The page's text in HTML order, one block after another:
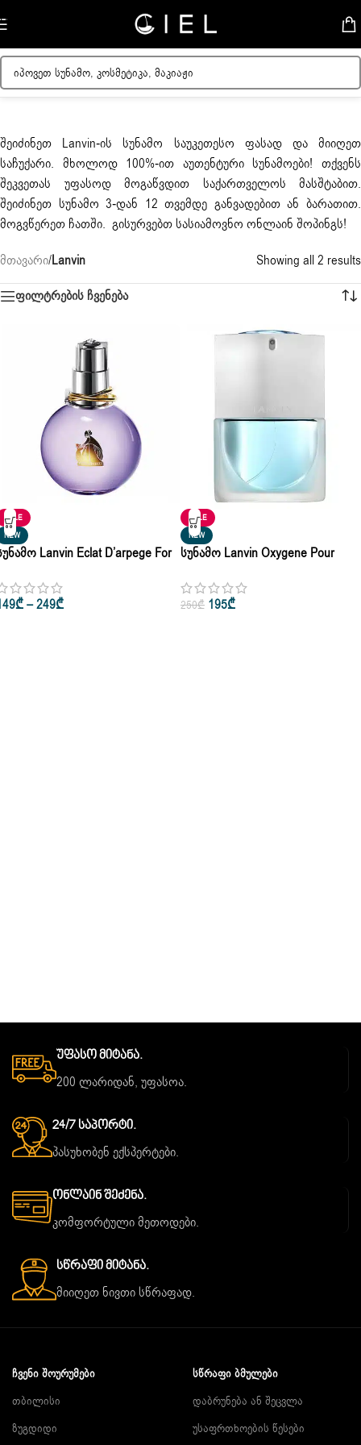
Skip to navigation
შეიძინეთ Lanvin-ის სუნამო საუკეთესო ფასად და მიიღეთ
საჩუქარი. მხოლოდ 100%-ით აუთენტური სუნამოები! თქვენს
შეკვეთას უფასოდ მოგაწვდით საქართველოს მასშტაბით.
შეიძინეთ სუნამო 3-დან 12 თვემდე განვადებით ან ბარათით.
მოგვწერეთ ჩათში. გისურვებთ სასიამოვნო ონლაინ შოპინგს!
მთავარი/Lanvin
Showing all 2 results
ფილტრების ჩვენება
SALE
NEW
Lanvin Eclat D’arpege For
100ml
₾–249₾
SALE
NEW
Სუნამო Lanvin Oxygene Pour
75ml
250₾ 195₾
Უფასო Მიტანა.
200 ლარიდან, უფასოა.
24/7 Საპორტი.
პასუხობენ ექსპერტები.
Ონლაინ Შეძენა.
კომფორტული მეთოდები.
Სწრაფი Მიტანა.
მიიღეთ ნივთი სწრაფად.
ᲩᲕᲔᲜᲘ ᲨᲝᲣᲠᲣᲛᲔᲑᲘ
თბილისი
ზუგდიდი
ᲡᲬᲠᲐᲤᲘ ᲑᲛᲣᲚᲔᲑᲘ
დაბრუნება ან შეცვლა
უსაფრთხოების წესები